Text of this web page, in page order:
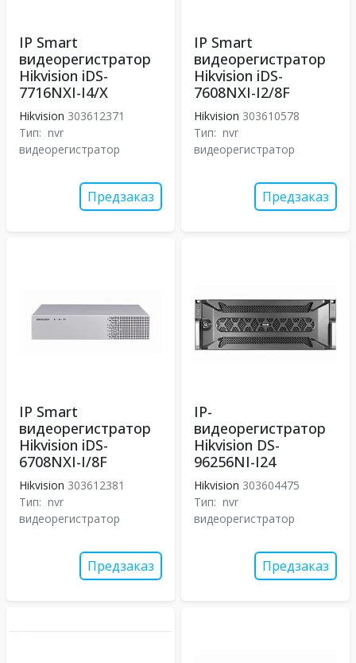
IP Smart
видеорегистратор
Hikvision iDS-
7716NXI-I4/X
Hikvision 303612371
Тип: nvr
видеорегистратор
Предзаказ
IP Smart
видеорегистратор
Hikvision iDS-
7608NXI-I2/8F
Hikvision 303610578
Тип: nvr
видеорегистратор
Предзаказ
IP Smart
видеорегистратор
Hikvision iDS-
6708NXI-I/8F
Hikvision 303612381
Тип: nvr
видеорегистратор
Предзаказ
IP-
видеорегистратор
Hikvision DS-
96256NI-I24
Hikvision 303604475
Тип: nvr
видеорегистратор
Предзаказ